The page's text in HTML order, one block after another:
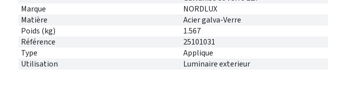
Marque
NORDLUX
Matière
Acier galva-Verre
Poids (kg)
1.567
Référence
25101031
Type
Applique
Utilisation
Luminaire exterieur